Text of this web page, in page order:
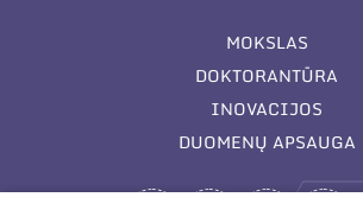
Nuo moksleivio iki mokslininko
MOKSLAS
DOKTORANTŪRA
INOVACIJOS
DUOMENŲ APSAUGA